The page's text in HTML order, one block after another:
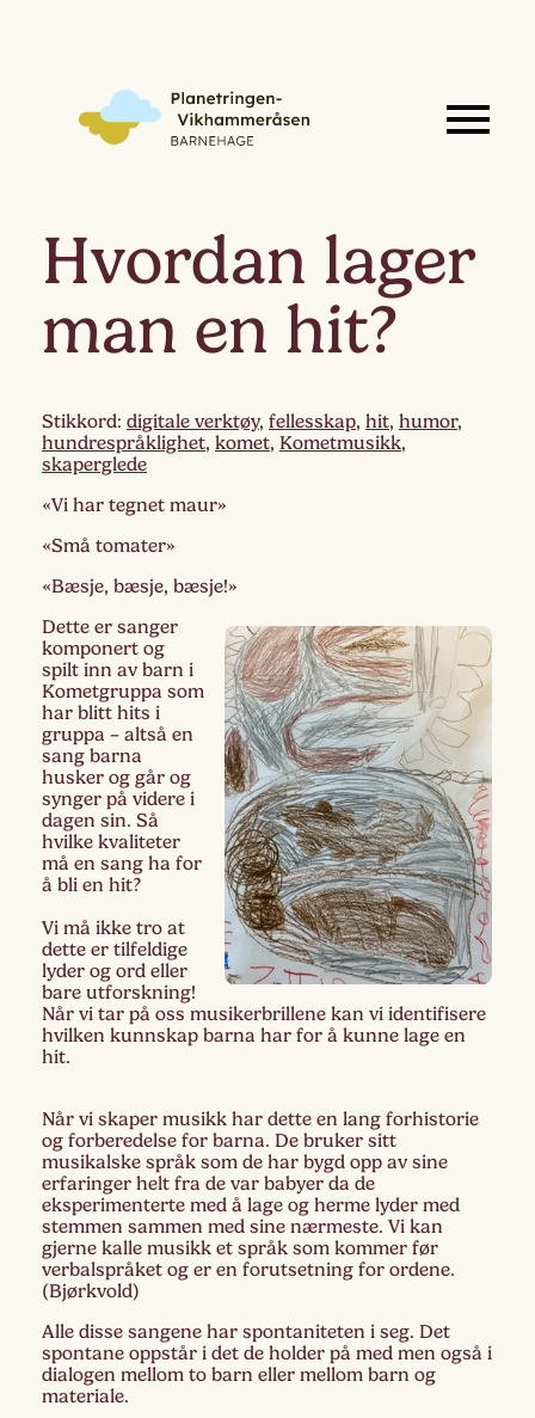
Hvordan lager
man en hit?
Stikkord: digitale verktøy, fellesskap, hit, humor,
hundrespråklighet, komet, Kometmusikk,
skaperglede
«Vi har tegnet maur»
«Små tomater»
«Bæsje, bæsje, bæsje!»
Dette er sanger
komponert og
spilt inn av barn i
Kometgruppa som
har blitt hits i
gruppa – altså en
sang barna
husker og går og
synger på videre i
dagen sin. Så
hvilke kvaliteter
må en sang ha for
å bli en hit?
Vi må ikke tro at
dette er tilfeldige
lyder og ord eller
bare utforskning!
Når vi tar på oss musikerbrillene kan vi identifisere
hvilken kunnskap barna har for å kunne lage en
hit.
Når vi skaper musikk har dette en lang forhistorie
og forberedelse for barna. De bruker sitt
musikalske språk som de har bygd opp av sine
erfaringer helt fra de var babyer da de
eksperimenterte med å lage og herme lyder med
stemmen sammen med sine nærmeste. Vi kan
gjerne kalle musikk et språk som kommer før
verbalspråket og er en forutsetning for ordene.
(Bjørkvold)
Alle disse sangene har spontaniteten i seg. Det
spontane oppstår i det de holder på med men også i
dialogen mellom to barn eller mellom barn og
materiale.